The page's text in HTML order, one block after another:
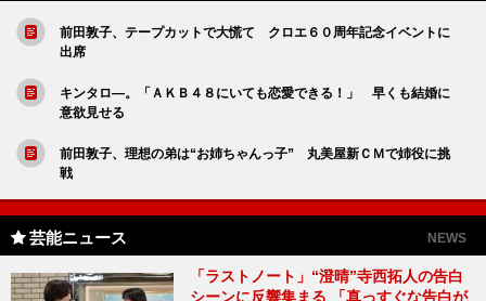
前田敦子、テープカットで大慌て クロエ６０周年記念イベントに
出席
キンタロ―。「ＡＫＢ４８にいても恋愛できる！」 早くも結婚に
意欲見せる
前田敦子、理想の弟は“お姉ちゃんっ子” 丸美屋新ＣＭで姉役に挑
戦
芸能ニュース NEWS
「ラストノート」“澄晴”寺西拓人の告白
シーンに反響集まる 「真っすぐな告白が